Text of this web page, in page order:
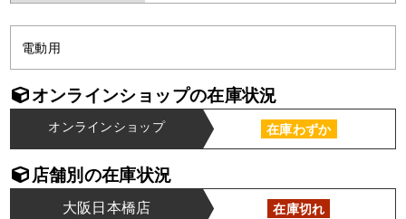
電動用
オンラインショップの在庫状況
オンラインショップ 在庫わずか
店舗別の在庫状況
大阪日本橋店 在庫切れ